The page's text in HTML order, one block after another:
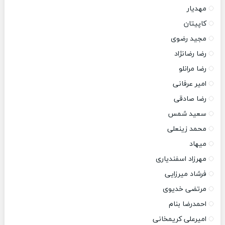
مهدیار
کاپیتان
مجید رضوی
رضا رضانژاد
رضا مرانلو
امیر عرفانی
رضا صادقی
سعید شمس
محمد زینعلی
میهاد
مهرزاد اسفندیاری
فرشاد میرزایی
مرتضی خدیوی
احمدرضا بنام
امیرعلی کریمخانی